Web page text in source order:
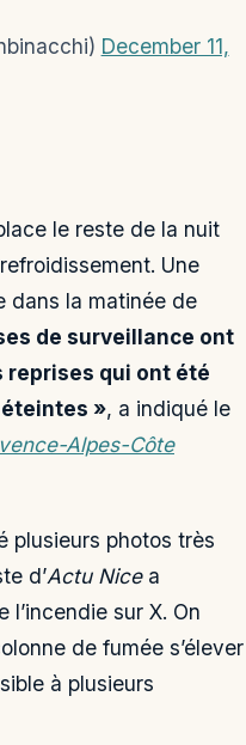
December 11,
le reste de la nuit
Une
dans la matinée de
de surveillance ont
reprises qui ont été
», a indiqué le
Alpes-Côte
plusieurs photos très
d’Actu Nicea
sur X. On
de fumée s’élever
à plusieurs